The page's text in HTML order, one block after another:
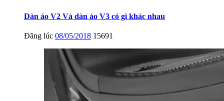
Dàn áo V2 Và dàn áo V3 có gì khác nhau
Đăng lúc 08/05/2018 15691